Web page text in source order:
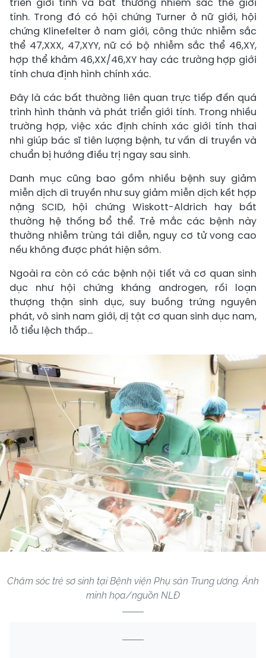
tính. Trong đó có hội chứng Turner ở nữ giới, hội
chứng Klinefelter ở nam giới, công thức nhiễm sắc
thể 47,XXX, 47,XYY, nữ có bộ nhiễm sắc thể 46,XY,
hợp thể khảm 46,XX/46,XY hay các trường hợp giới
tính chưa định hình chính xác.
Đây là các bất thường liên quan trực tiếp đến quá
trình hình thành và phát triển giới tính. Trong nhiều
trường hợp, việc xác định chính xác giới tính thai
nhi giúp bác sĩ tiên lượng bệnh, tư vấn di truyền và
chuẩn bị hướng điều trị ngay sau sinh.
Danh mục cũng bao gồm nhiều bệnh suy giảm
miễn dịch di truyền như suy giảm miễn dịch kết hợp
nặng SCID, hội chứng Wiskott-Aldrich hay bất
thường hệ thống bổ thể. Trẻ mắc các bệnh này
thường nhiễm trùng tái diễn, nguy cơ tử vong cao
nếu không được phát hiện sớm.
Ngoài ra còn có các bệnh nội tiết và cơ quan sinh
dục như hội chứng kháng androgen, rối loạn
thượng thận sinh dục, suy buồng trứng nguyên
phát, vô sinh nam giới, dị tật cơ quan sinh dục nam,
lỗ tiểu lệch thấp…
Chăm sóc trẻ sơ sinh tại Bệnh viện Phụ sản Trung ương. Ảnh
minh họa/nguồn NLĐ